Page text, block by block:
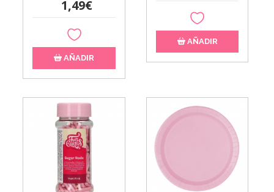
1,49€
AÑADIR
AÑADIR